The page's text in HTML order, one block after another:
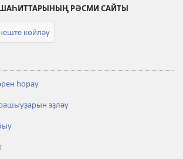
РӘСМИ САЙТЫ
көйләү
һорау
эҙләү